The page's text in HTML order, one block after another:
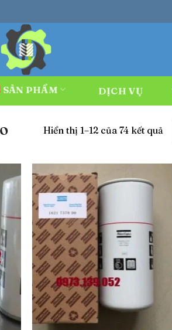
SẢN PHẨM DỊCH VỤ
Hiển thị 1–12 của 74 kết quảĐã